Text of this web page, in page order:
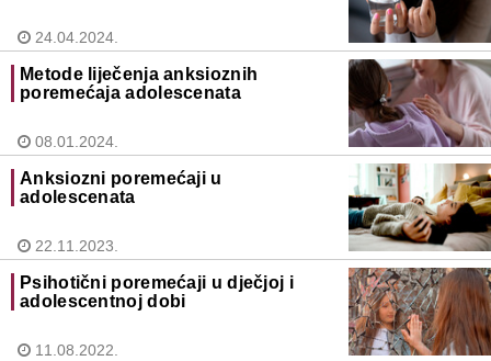
24.04.2024.
Metode liječenja anksioznih
poremećaja adolescenata
08.01.2024.
Anksiozni poremećaji u
adolescenata
22.11.2023.
Psihotični poremećaji u dječjoj i
adolescentnoj dobi
11.08.2022.